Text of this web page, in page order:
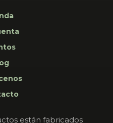
están fabricados